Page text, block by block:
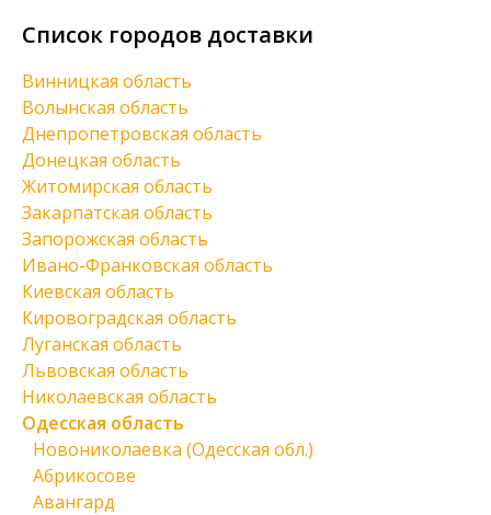
Список городов доставки
Винницкая область
Волынская область
Днепропетровская область
Донецкая область
Житомирская область
Закарпатская область
Запорожская область
Ивано-Франковская область
Киевская область
Кировоградская область
Луганская область
Львовская область
Николаевская область
Одесская область
Новониколаевка (Одесская обл.)
Абрикосове
Авангард